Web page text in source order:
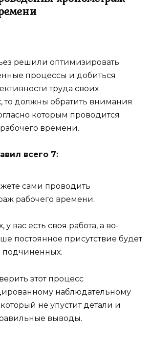
решили оптимизировать
процессы и добиться
труда своих
то должны обратить внимания
которым проводится
времени.
всего 7:
сами проводить
рабочего времени.
у вас есть своя работа, а во-
постоянное присутствие будет
подчиненных.
этот процесс
наблюдательному
не упустит детали и
выводы.